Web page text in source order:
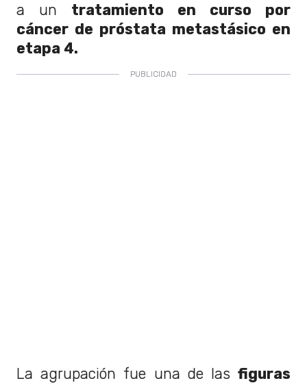
a un tratamiento en curso por
cáncer de próstata metastásico en
etapa 4.
La agrupación fue una de las figuras